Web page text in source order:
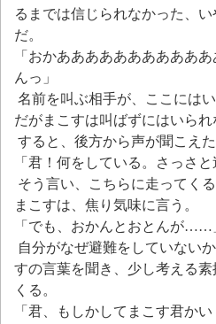
るまでは信じられなかった、
だ。
「おかああああああああああ
んっ」
名前を叫ぶ相手が、ここには
だがまこすは叫ばずにはいられ
すると、後方から声が聞こえた
「君！何をしている。さっさと
そう言い、こちらに走ってく
まこすは、焦り気味に言う。
「でも、おかんとおとんが……
自分がなぜ避難をしていない
すの言葉を聞き、少し考える
くる。
「君、もしかしてまこす君かい